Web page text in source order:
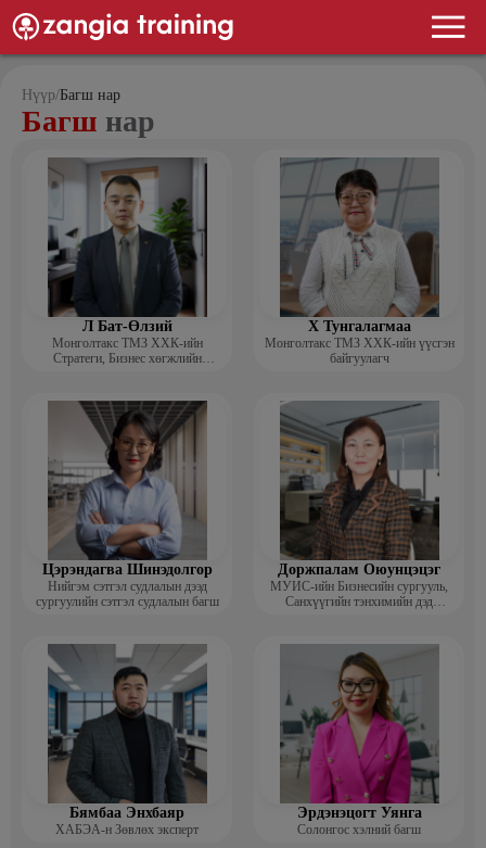
Нүүр/Багш нар
Багш нар
Л Бат-Өлзий
Монголтакс ТМЗ ХХК-ийн
Стратеги, Бизнес хөгжлийн
Х Тунгалагмаа
Монголтакс ТМЗ ХХК-ийн үүсгэн
байгуулагч
Цэрэндагва Шинэдолгор
Нийгэм сэтгэл судлалын дээд
сургуулийн сэтгэл судлалын багш
Доржпалам Оюунцэцэг
МУИС-ийн Бизнесийн сургууль,
Санхүүгийн тэнхимийн дэд
Бямбаа Энхбаяр
ХАБЭА-н Зөвлөх эксперт
Эрдэнэцогт Уянга
Солонгос хэлний багш